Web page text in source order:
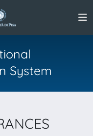
System